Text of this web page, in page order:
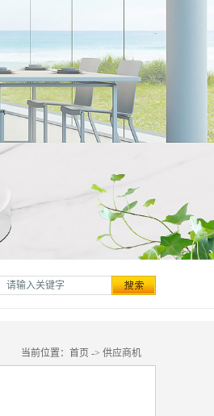
当前位置： 首页 -> 供应商机